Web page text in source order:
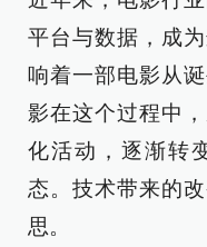
平台与数据，成
响着一部电影从
影在这个过程中
化活动，逐渐转
态。技术带来的
思。